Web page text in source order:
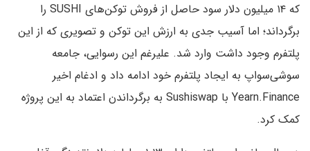
که ۱۴ میلیون دلار سود حاصل از فروش توکن‌های SUSHI را
برگرداند؛ اما آسیب جدی به ارزش این توکن و تصویری که از این
پلتفرم وجود داشت وارد شد. علیرغم این رسوایی، جامعه
‌سوشی‌سواپ به ایجاد پلتفرم خود ادامه داد و ادغام اخیر
Yearn.Finance با Sushiswap به برگرداندن اعتماد به این پروژه
کمک کرد.